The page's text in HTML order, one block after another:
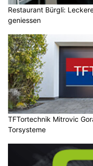
Restaurant Bürgli:
geniessen
TFTortechnik Mitrovic
Torsysteme